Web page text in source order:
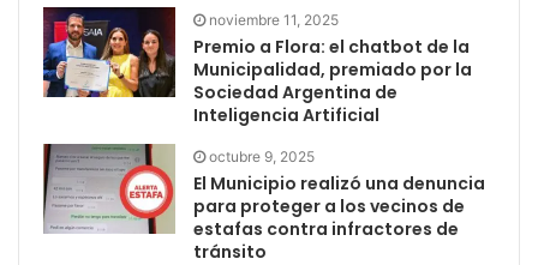
noviembre 11, 2025
Premio a Flora: el chatbot de la
Municipalidad, premiado por la
Sociedad Argentina de
Inteligencia Artificial
octubre 9, 2025
El Municipio realizó una denuncia
para proteger a los vecinos de
estafas contra infractores de
tránsito